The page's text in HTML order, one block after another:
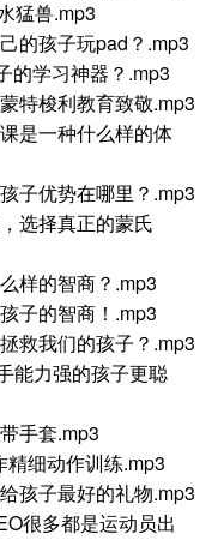
猛兽.mp3
的孩子玩pad？.mp3
的学习神器？.mp3
特梭利教育致敬.mp3
是一种什么样的体
子优势在哪里？.mp3
选择真正的蒙氏
样的智商？.mp3
子的智商！.mp3
救我们的孩子？.mp3
能力强的孩子更聪
手套.mp3
细动作训练.mp3
孩子最好的礼物.mp3
很多都是运动员出